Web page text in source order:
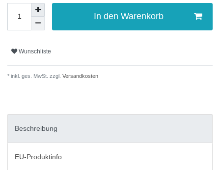
In den Warenkorb
Wunschliste
* inkl. ges. MwSt. zzgl. Versandkosten
Beschreibung
EU-Produktinfo